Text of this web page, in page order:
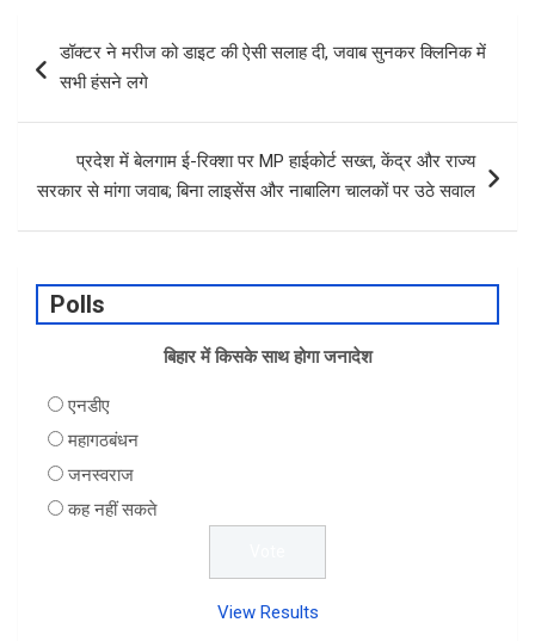
k
p
navigation
डॉक्टर ने मरीज को डाइट की ऐसी सलाह दी, जवाब सुनकर क्लिनिक में
सभी हंसने लगे
प्रदेश में बेलगाम ई-रिक्शा पर MP हाईकोर्ट सख्त, केंद्र और राज्य
सरकार से मांगा जवाब; बिना लाइसेंस और नाबालिग चालकों पर उठे सवाल
Polls
बिहार में किसके साथ होगा जनादेश
एनडीए
महागठबंधन
जनस्वराज
कह नहीं सकते
View Results